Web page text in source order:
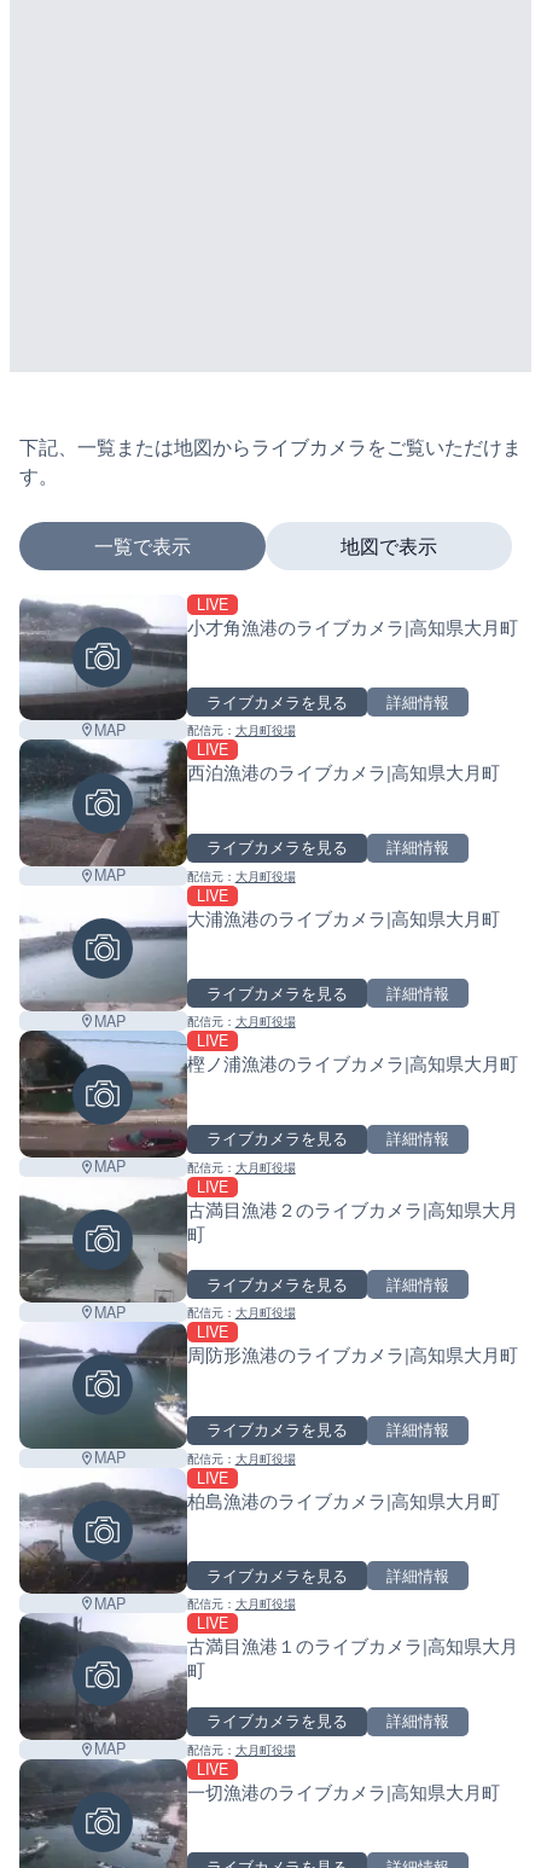
下記、一覧または地図からライブカメラをご覧いただけま
す。
一覧で表示
MAP
LIVE
小才角漁港のライブカメラ|高知県大月町
ライブカメラを見る 詳細情報
配信元： 大月町役場
MAP
LIVE
西泊漁港のライブカメラ|高知県大月町
ライブカメラを見る 詳細情報
配信元： 大月町役場
MAP
LIVE
大浦漁港のライブカメラ|高知県大月町
ライブカメラを見る 詳細情報
配信元： 大月町役場
MAP
LIVE
樫ノ浦漁港のライブカメラ|高知県大月町
ライブカメラを見る 詳細情報
配信元： 大月町役場
MAP
LIVE
古満目漁港２のライブカメラ|高知県大月
町
ライブカメラを見る 詳細情報
配信元： 大月町役場
MAP
LIVE
周防形漁港のライブカメラ|高知県大月町
ライブカメラを見る 詳細情報
配信元： 大月町役場
MAP
LIVE
柏島漁港のライブカメラ|高知県大月町
ライブカメラを見る 詳細情報
配信元： 大月町役場
MAP
LIVE
古満目漁港１のライブカメラ|高知県大月
町
ライブカメラを見る 詳細情報
配信元： 大月町役場
LIVE
一切漁港のライブカメラ|高知県大月町
地図で表示
+
−
マーカーをタップするとライブカメラの詳細が表示さ